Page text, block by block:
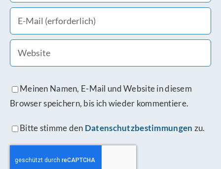
Meinen Namen, E-Mail und Website in diesem
Browser speichern, bis ich wieder kommentiere.
Bitte stimme den Datenschutzbestimmungen zu.